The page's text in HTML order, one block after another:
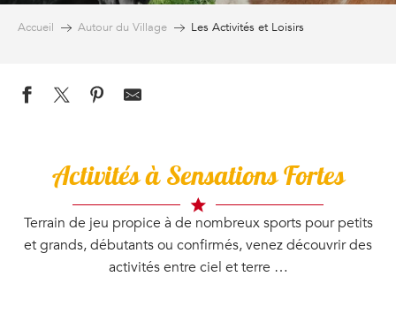
Accueil Autour du Village Les Activités et Loisirs
Activités à Sensations Fortes
Terrain de jeu propice à de nombreux sports pour petits
et grands, débutants ou confirmés, venez découvrir des
activités entre ciel et terre …